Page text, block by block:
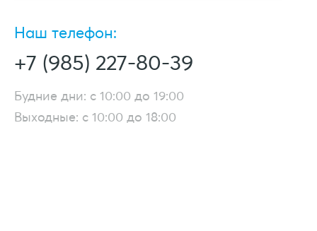
Наш телефон:
+7 (985) 227-80-39
Будние дни: с 10:00 до 19:00
Выходные: с 10:00 до 18:00